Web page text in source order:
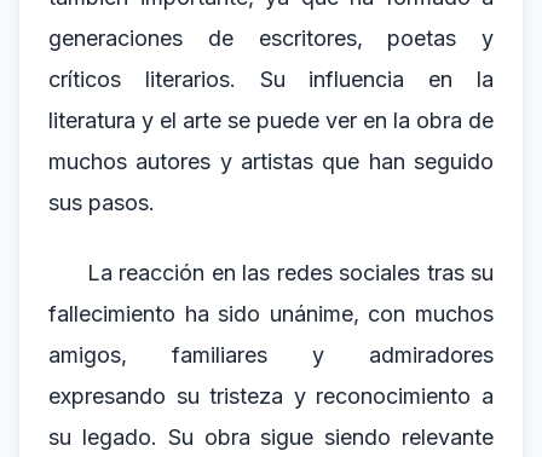
generaciones de escritores, poetas y
críticos literarios. Su influencia en la
literatura y el arte se puede ver en la obra de
muchos autores y artistas que han seguido
sus pasos.
La reacción en las redes sociales tras su
fallecimiento ha sido unánime, con muchos
amigos, familiares y admiradores
expresando su tristeza y reconocimiento a
su legado. Su obra sigue siendo relevante